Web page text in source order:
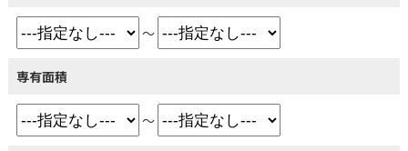
～
専有面積
～